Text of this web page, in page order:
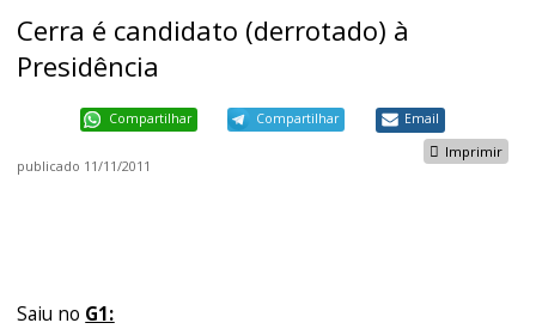
Cerra é candidato (derrotado) à
Presidência
Compartilhar Compartilhar Email
Imprimir
publicado 11/11/2011
Saiu no G1: